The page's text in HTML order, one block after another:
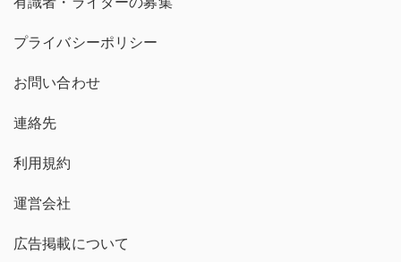
プライバシーポリシー
お問い合わせ
連絡先
利用規約
運営会社
広告掲載について